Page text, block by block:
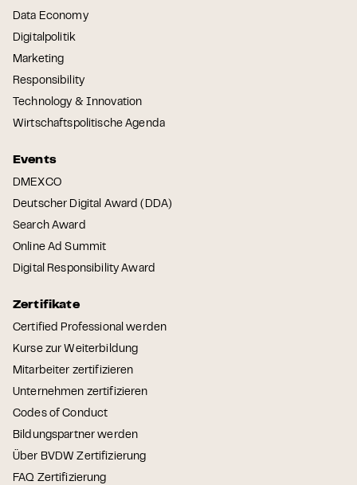
Data Economy
Digitalpolitik
Marketing
Responsibility
Technology & Innovation
Wirtschaftspolitische Agenda
Events
DMEXCO
Deutscher Digital Award (DDA)
Search Award
Online Ad Summit
Digital Responsibility Award
Zertifikate
Certified Professional werden
Kurse zur Weiterbildung
Mitarbeiter zertifizieren
Unternehmen zertifizieren
Codes of Conduct
Bildungspartner werden
Über BVDW Zertifizierung
FAQ Zertifizierung